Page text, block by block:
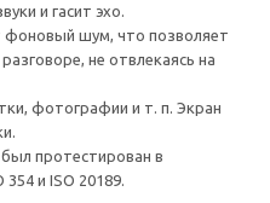
и гасит эхо.
фоновый шум, что позволяет
не отвлекаясь на
фотографии и т. п. Экран
протестирован в
и ISO 20189.